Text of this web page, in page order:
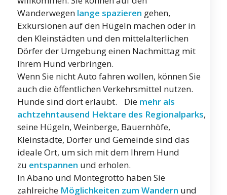
Wanderwegen lange spazieren gehen,
Exkursionen auf den Hügeln machen oder in
den Kleinstädten und den mittelalterlichen
Dörfer der Umgebung einen Nachmittag mit
Ihrem Hund verbringen.
Wenn Sie nicht Auto fahren wollen, können Sie
auch die öffentlichen Verkehrsmittel nutzen.
Hunde sind dort erlaubt. Die mehr als
achtzehntausend Hektare des Regionalparks,
seine Hügeln, Weinberge, Bauernhöfe,
Kleinstädte, Dörfer und Gemeinde sind das
ideale Ort, um sich mit dem Ihrem Hund
zu entspannen und erholen.
In Abano und Montegrotto haben Sie
zahlreiche Möglichkeiten zum Wandern und